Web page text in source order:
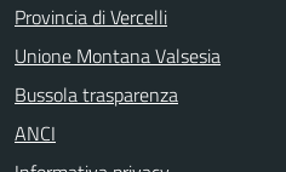
Provincia di Vercelli
Unione Montana Valsesia
Bussola trasparenza
ANCI